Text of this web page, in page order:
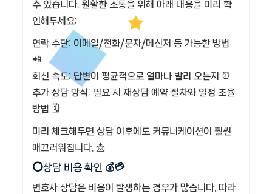
수 있습니다. 원활한 소통을 위해 아래 내용을 미리 확
인해두세요:
연락 수단: 이메일/전화/문자/메신저 등 가능한 방법
📲
회신 속도: 답변이 평균적으로 얼마나 빨리 오는지 ⏰
추가 상담 방식: 필요 시 재상담 예약 절차와 일정 조율
방법 🗓️
미리 체크해두면 상담 이후에도 커뮤니케이션이 훨씬
매끄러워집니다. 📩
⭕상담 비용 확인 💰💳
변호사 상담은 비용이 발생하는 경우가 많습니다. 따라